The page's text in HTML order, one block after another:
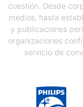
cuestión. Desde
medios, hasta
y publicaciones
organizaciones
servicio de